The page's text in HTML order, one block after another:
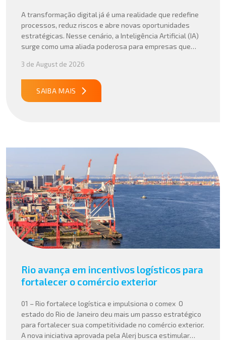
A transformação digital já é uma realidade que redefine
processos, reduz riscos e abre novas oportunidades
estratégicas. Nesse cenário, a Inteligência Artificial (IA)
surge como uma aliada poderosa para empresas que
suas operações internacionais. Mais do que automatizar
tarefas, a IA vem sendo aplicada para interpretar dados
complexos, […]
3 de August de 2026
SAIBA MAIS
Rio avança em incentivos logísticos para
fortalecer o comércio exterior
01 – Rio fortalece logística e impulsiona o comex O
estado do Rio de Janeiro deu mais um passo estratégico
para fortalecer sua competitividade no comércio exterior.
A nova iniciativa aprovada pela Alerj busca estimular